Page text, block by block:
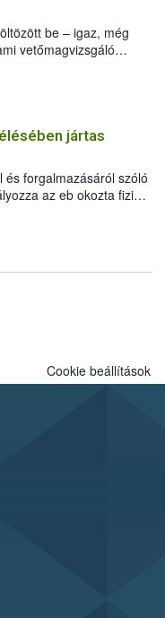
be – igaz, még
vetőmagvizsgáló
Czigler Győző által
jártas
forgalmazásáról szóló
az eb okozta fizikai
felmerülő
eb tartását és annak
Cookie beállítások